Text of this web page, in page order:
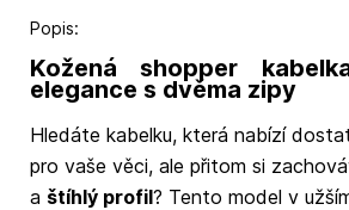
Popis:
Kožená shopper
elegance s dvěma zipy
Hledáte kabelku, která nabízí
pro vaše věci, ale přitom si
a štíhlý profil? Tento model v